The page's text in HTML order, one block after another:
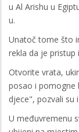
u Al Arishu u
u.
Unatoč tome što
rekla da je pristup
Otvorite vrata,
posao i pomogne
djece", pozvali su
U međuvremenu